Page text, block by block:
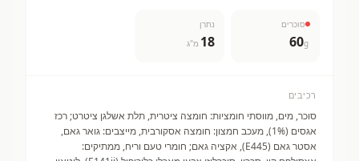
סוכרים
60g
נתרן
18 מ"ג
רכיבים
סוכר, מים, מווסתי חומציות: חומצה ציטרית, תלת אשלגן ציטרט; רכז
אגסים (1%), מעכב חמצון: חומצה אסקורבית, מייצבים: גואר גאם,
אסטר גאם (E445), אקציה גאם; חומרי טעם וריח, ממתיקים: